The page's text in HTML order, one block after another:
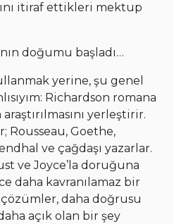
itiraf ettikleri mektup
doğumu başladı…
yerine, şu genel
Richardson romana
araştırılmasını yerleştirir.
Rousseau, Goethe,
ve çağdaşı yazarlar.
ve Joyce’la doruğuna
daha kavranılamaz bir
çözümler, daha doğrusu
açık olan bir şey